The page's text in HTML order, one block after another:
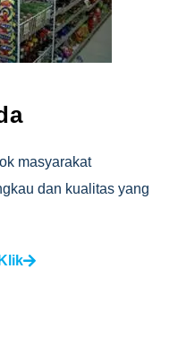
masyarakat
dan kualitas yang